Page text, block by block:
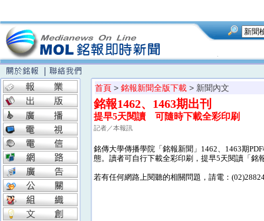
首頁 > 銘報新聞全版下載 > 新聞內文
銘報1462、1463期出刊
提早5天閱讀 可隨時下載全彩印刷
記者／本報訊
銘傳大學傳播學院「銘報新聞」1462、1463期
態。讀者可自行下載全彩印刷，提早5天閱讀「銘
若有任何網路上閱聽的相關問題，請電：